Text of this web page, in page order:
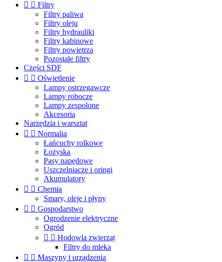
  Filtry
Filtry paliwa
Filtry oleju
Filtry hydrauliki
Filtry kabinowe
Filtry powietrza
Pozostałe filtry
Części SDF
  Oświetlenie
Lampy ostrzegawcze
Lampy robocze
Lampy zespolone
Akcesoria
Narzędzia i warsztat
  Normalia
Łańcuchy rolkowe
Łożyska
Pasy napędowe
Uszczelniacze i oringi
Akumulatory
  Chemia
Smary, oleje i płyny
  Gospodarstwo
Ogrodzenie elektryczne
Ogród
  Hodowla zwierząt
Filtry do mleka
  Maszyny i urządzenia